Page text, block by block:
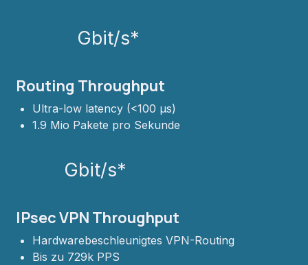
Gbit/s*
Routing Throughput
Ultra-low latency (<100 µs)
1.9 Mio Pakete pro Sekunde
Gbit/s*
IPsec VPN Throughput
Hardwarebeschleunigtes VPN-Routing
Bis zu 729k PPS